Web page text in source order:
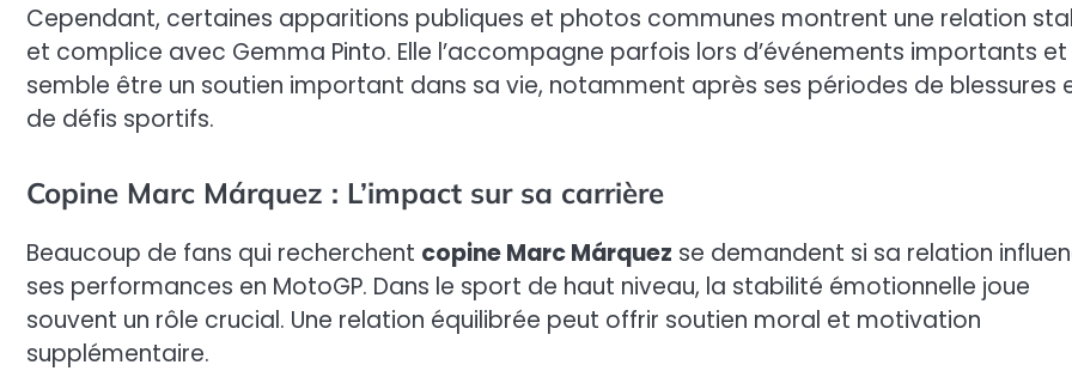
Cependant, certaines apparitions publiques et photos communes montrent une relation
et complice avec Gemma Pinto. Elle l’accompagne parfois lors d’événements importants et
semble être un soutien important dans sa vie, notamment après ses périodes de blessures
de défis sportifs.
Copine Marc Márquez : L’impact sur sa carrière
Beaucoup de fans qui recherchent copine Marc Márquez se demandent si sa relation
ses performances en MotoGP. Dans le sport de haut niveau, la stabilité émotionnelle joue
souvent un rôle crucial. Une relation équilibrée peut offrir soutien moral et motivation
supplémentaire.